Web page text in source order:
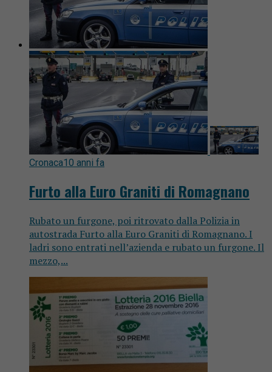
Cronaca10 anni fa
Furto alla Euro Graniti di Romagnano
Rubato un furgone, poi ritrovato dalla Polizia in
autostrada Furto alla Euro Graniti di Romagnano. I
ladri sono entrati nell’azienda e rubato un furgone. Il
mezzo,...